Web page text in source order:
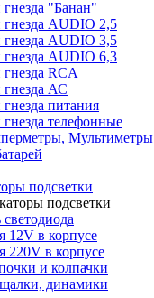
"Банан"
AUDIO 2,5
AUDIO 3,5
AUDIO 6,3
RCA
АС
питания
телефонные
Мультиметры
подсветки
подсветки
12V в корпусе
220V в корпусе
и колпачки
динамики